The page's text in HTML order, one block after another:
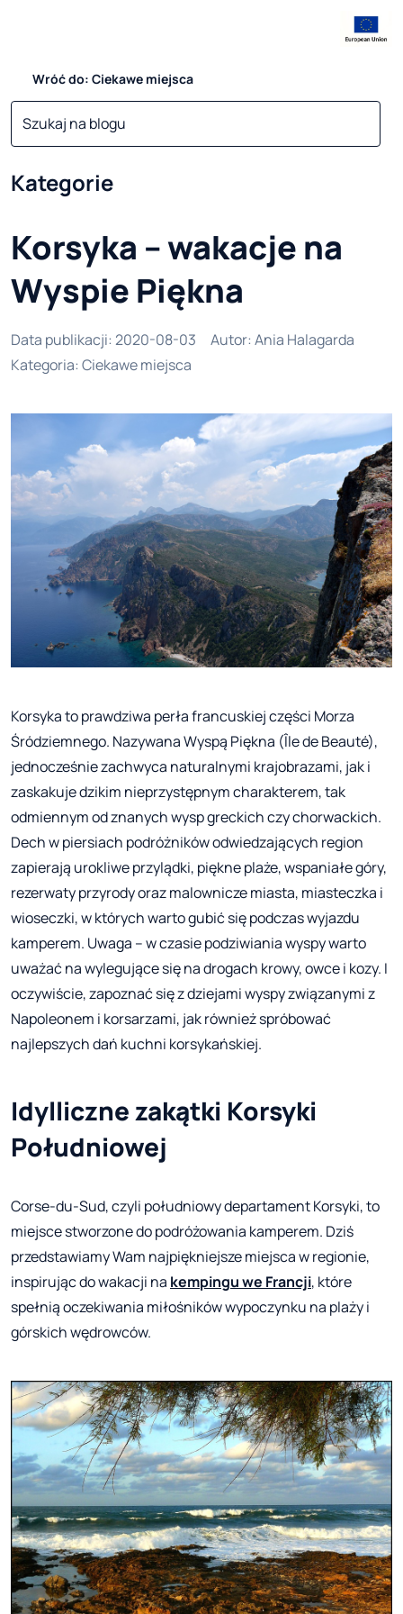
Wróć do: Ciekawe miejsca
Kategorie
Korsyka – wakacje na
Wyspie Piękna
Data publikacji: 2020-08-03 Autor: Ania Halagarda
Kategoria: Ciekawe miejsca
Korsyka to prawdziwa perła francuskiej części Morza
Śródziemnego. Nazywana Wyspą Piękna (Île de Beauté),
jednocześnie zachwyca naturalnymi krajobrazami, jak i
zaskakuje dzikim nieprzystępnym charakterem, tak
odmiennym od znanych wysp greckich czy chorwackich.
Dech w piersiach podróżników odwiedzających region
zapierają urokliwe przylądki, piękne plaże, wspaniałe góry,
rezerwaty przyrody oraz malownicze miasta, miasteczka i
wioseczki, w których warto gubić się podczas wyjazdu
kamperem. Uwaga – w czasie podziwiania wyspy warto
uważać na wylegujące się na drogach krowy, owce i kozy. I
oczywiście, zapoznać się z dziejami wyspy związanymi z
Napoleonem i korsarzami, jak również spróbować
najlepszych dań kuchni korsykańskiej.
Idylliczne zakątki Korsyki
Południowej
Corse-du-Sud, czyli południowy departament Korsyki, to
miejsce stworzone do podróżowania kamperem. Dziś
przedstawiamy Wam najpiękniejsze miejsca w regionie,
inspirując do wakacji na kempingu we Francji, które
spełnią oczekiwania miłośników wypoczynku na plaży i
górskich wędrowców.